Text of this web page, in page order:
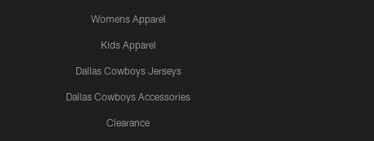
Womens Apparel
Kids Apparel
Dallas Cowboys Jerseys
Dallas Cowboys Accessories
Clearance